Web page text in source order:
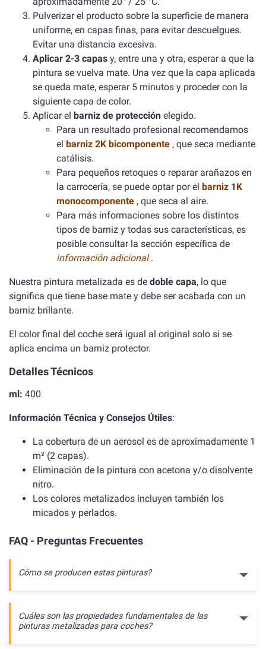
Pulverizar el producto sobre la superficie de manera
uniforme, en capas finas, para evitar descuelgues.
Evitar una distancia excesiva.
Aplicar 2-3 capas y, entre una y otra, esperar a que la
pintura se vuelva mate. Una vez que la capa aplicada
se queda mate, esperar 5 minutos y proceder con la
siguiente capa de color.
Aplicar el barniz de protección elegido.
Para un resultado profesional recomendamos
el barniz 2K bicomponente , que seca mediante
catálisis.
Para pequeños retoques o reparar arañazos en
la carrocería, se puede optar por el barniz 1K
monocomponente , que seca al aire.
Para más informaciones sobre los distintos
tipos de barniz y todas sus características, es
posible consultar la sección específica de
información adicional.
Nuestra pintura metalizada es de doble capa, lo que
significa que tiene base mate y debe ser acabada con un
barniz brillante.
El color final del coche será igual al original solo si se
aplica encima un barniz protector.
Detalles Técnicos
ml: 400
Información Técnica y Consejos Útiles:
La cobertura de un aerosol es de aproximadamente 1
m² (2 capas).
Eliminación de la pintura con acetona y/o disolvente
nitro.
Los colores metalizados incluyen también los
micados y perlados.
FAQ - Preguntas Frecuentes
Cómo se producen estas pinturas?
Cuáles son las propiedades fundamentales de las
pinturas metalizadas para coches?